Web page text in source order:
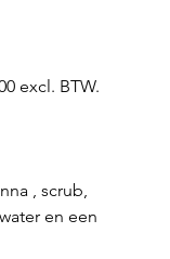
excl. BTW.
, scrub,
en een